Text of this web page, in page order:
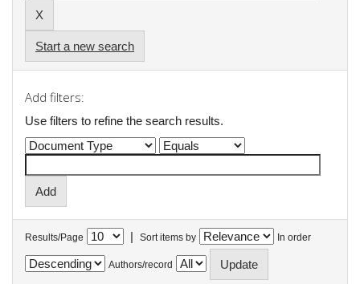
Start a new search
Add filters:
Use filters to refine the search results.
Results/Page | Sort items by In order
Authors/record